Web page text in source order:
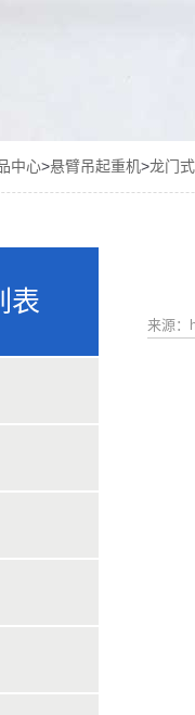
中心>悬臂吊起重机>龙门
表
来源：